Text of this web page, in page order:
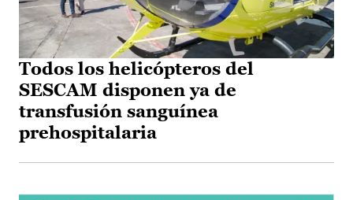
Todos los helicópteros del
SESCAM disponen ya de
transfusión sanguínea
prehospitalaria